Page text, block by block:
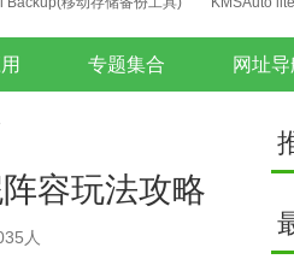
专题集合 网址导
容玩法攻略
人